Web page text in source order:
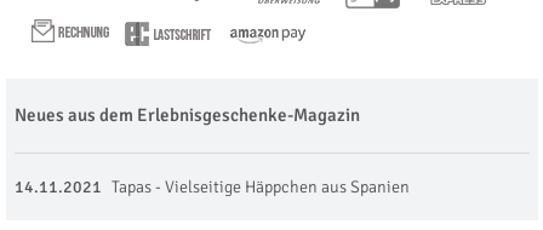
Neues aus dem Erlebnisgeschenke-Magazin
14.11.2021 Tapas - Vielseitige Häppchen aus Spanien